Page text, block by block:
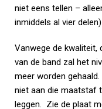
niet eens tellen –
inmiddels al vier
Vanwege de kwaliteit,
van de band zal het
meer worden gehaald.
niet aan die maatstaf
leggen. Zie de plaat